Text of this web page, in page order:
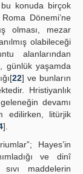
konuda birçok
Dönemi’ne
olması, mezar
olabileceği
alanlarından
günlük yaşamda
22] ve bunların
Hristiyanlık
devamı
edilirken, litürjik
].
Hayes’in
ve dinî
maddelerin